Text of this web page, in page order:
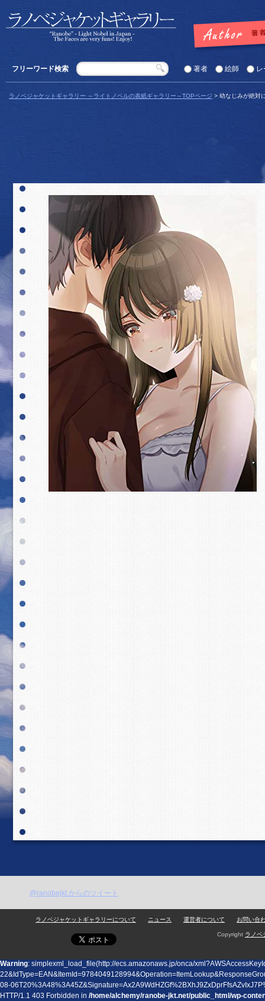
フリーワード検索 著者 絵師 レ
ラノベジャケットギャラリー ～ライトノベルの表紙ギャラリー～TOPページ > 幼なじみが絶対
@ranobejkt からのツイート
ラノベジャケットギャラリーについて ニュース 運営者について お問い合
Copyright ラノベ
Warning: simplexml_load_file(http://ecs.amazonaws.jp/onca/
08-
HTTP/1.1 403 Forbidden in /home/alchemy/ranobe-jkt.net/public_html/wp-